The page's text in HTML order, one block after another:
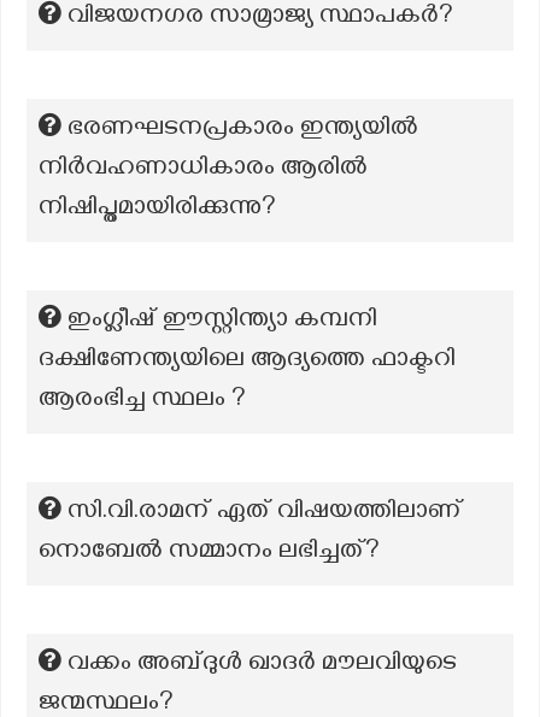
വിജയനഗര സാമ്രാജ്യ സ്ഥാപകർ?
ഭരണഘടനപ്രകാരം ഇന്ത്യയിൽ
നിർവഹണാധികാരം ആരിൽ
നിഷിപ്തമായിരിക്കുന്നു?
ഇംഗ്ലീഷ് ഈസ്റ്റിന്ത്യാ കമ്പനി
ദക്ഷിണേന്ത്യയിലെ ആദ്യത്തെ ഫാക്ടറി
ആരംഭിച്ച സ്ഥലം ?
സി.വി.രാമന് ഏത് വിഷയത്തിലാണ്
നൊബേൽ സമ്മാനം ലഭിച്ചത്?
വക്കം അബ്ദുൾ ഖാദർ മൗലവിയുടെ
ജന്മസ്ഥലം?